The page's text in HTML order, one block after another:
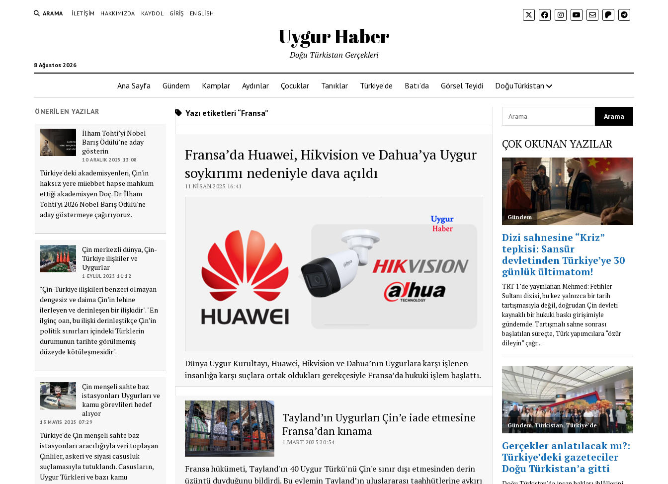
ARAMA İLETIŞIM HAKKIMIZDA KAYDOL GIRIŞ ENGLISH
Uygur Haber
8 Ağustos 2026
Doğu Türkistan Gerçekleri
Ana Sayfa Gündem Kamplar Aydınlar Çocuklar Tanıklar Türkiye’de Batı’da Görsel Teyidi DoğuTürkistan
ÖNERILEN YAZILAR
İlham Tohti’yi Nobel
Barış Ödülü’ne aday
gösterin
10 ARALIK 2025 13:08
Türkiye'deki akademisyenleri, Çin'in
haksız yere müebbet hapse mahkum
ettiği akademisyen Doç. Dr. İlham
Tohti'yi 2026 Nobel Barış Ödülü'ne
aday göstermeye çağırıyoruz.
Çin merkezli dünya, Çin-
Türkiye ilişkiler ve
Uygurlar
1 EYLÜL 2025 11:12
"Çin-Türkiye ilişkileri benzeri olmayan
dengesiz ve daima Çin’in lehine
ilerleyen ve derinleşen bir ilişkidir". "En
ilginç oan, bu ilişki derinleştikçe Çin’in
politik sınırları içindeki Türklerin
durumunun tarihte görülmemiş
düzeyde kötüleşmesidir".
Çin menşeli sahte baz
istasyonları Uygurları ve
kamu görevlileri hedef
alıyor
13 MAYIS 2025 07:29
Türkiye'de Çin menşeli sahte baz
istasyonları aracılığıyla veri toplayan
Çinliler, askeri ve siyasi casusluk
suçlamasıyla tutuklandı. Casusların,
Uygur Türkleri ve bazı kamu
Yazı etiketleri “Fransa”
Fransa’da Huawei, Hikvision ve Dahua’ya Uygur
soykırımı nedeniyle dava açıldı
11 NISAN 2025 16:41
Dünya Uygur Kurultayı, Huawei, Hikvision ve Dahua’nın Uygurlara karşı işlenen
insanlığa karşı suçlara ortak oldukları gerekçesiyle Fransa’da hukuki işlem başlattı.
Tayland’ın Uygurları Çin’e iade etmesine
Fransa’dan kınama
1 MART 2025 20:54
Fransa hükümeti, Tayland'ın 40 Uygur Türkü'nü Çin'e sınır dışı etmesinden derin
üzüntü duyduğunu bildirdi. Bu eylemin Tayland’ın uluslararası taahhütlerine aykırı
ÇOK OKUNAN YAZILAR